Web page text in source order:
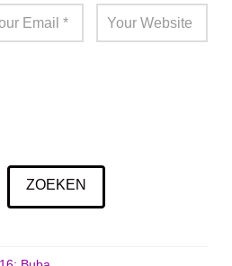
ZOEKEN